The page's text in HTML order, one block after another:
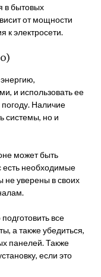
в бытовых
от мощности
к электросети.
и использовать ее
Наличие
системы, но и
может быть
есть необходимые
не уверены в своих
все
а также убедиться,
панелей. Также
если это